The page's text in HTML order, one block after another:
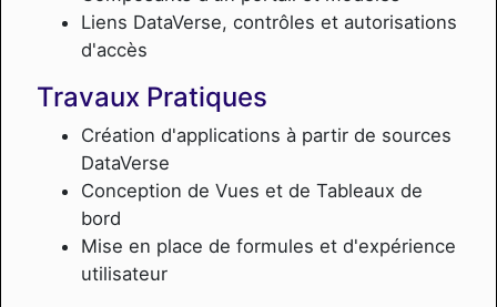
Liens DataVerse, contrôles et autorisations
d'accès
Travaux Pratiques
Création d'applications à partir de sources
DataVerse
Conception de Vues et de Tableaux de
bord
Mise en place de formules et d'expérience
utilisateur